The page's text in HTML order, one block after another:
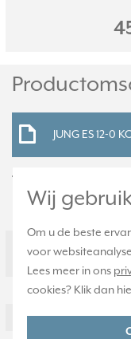
Wij
Om u de beste
voor
Lees meer in ons
cookies? Klik dan
JUNG ES 12-0
Technische
Breedte
Model